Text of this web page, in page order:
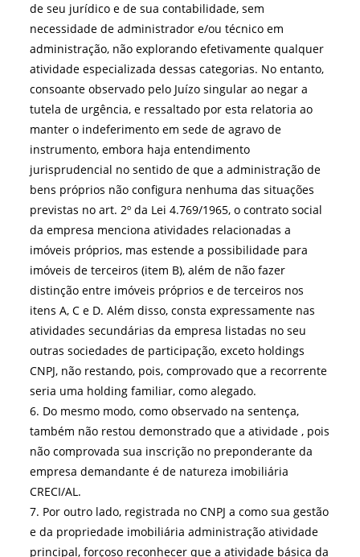
de seu jurídico e de sua contabilidade, sem
necessidade de administrador e/ou técnico em
administração, não explorando efetivamente qualquer
atividade especializada dessas categorias. No entanto,
consoante observado pelo Juízo singular ao negar a
tutela de urgência, e ressaltado por esta relatoria ao
manter o indeferimento em sede de agravo de
instrumento, embora haja entendimento
jurisprudencial no sentido de que a administração de
bens próprios não configura nenhuma das situações
previstas no art. 2º da Lei 4.769/1965, o contrato social
da empresa menciona atividades relacionadas a
imóveis próprios, mas estende a possibilidade para
imóveis de terceiros (item B), além de não fazer
distinção entre imóveis próprios e de terceiros nos
itens A, C e D. Além disso, consta expressamente nas
atividades secundárias da empresa listadas no seu
outras sociedades de participação, exceto holdings
CNPJ, não restando, pois, comprovado que a recorrente
seria uma holding familiar, como alegado.
6. Do mesmo modo, como observado na sentença,
também não restou demonstrado que a atividade , pois
não comprovada sua inscrição no preponderante da
empresa demandante é de natureza imobiliária
CRECI/AL.
7. Por outro lado, registrada no CNPJ a como sua gestão
e da propriedade imobiliária administração atividade
principal, forçoso reconhecer que a atividade básica da